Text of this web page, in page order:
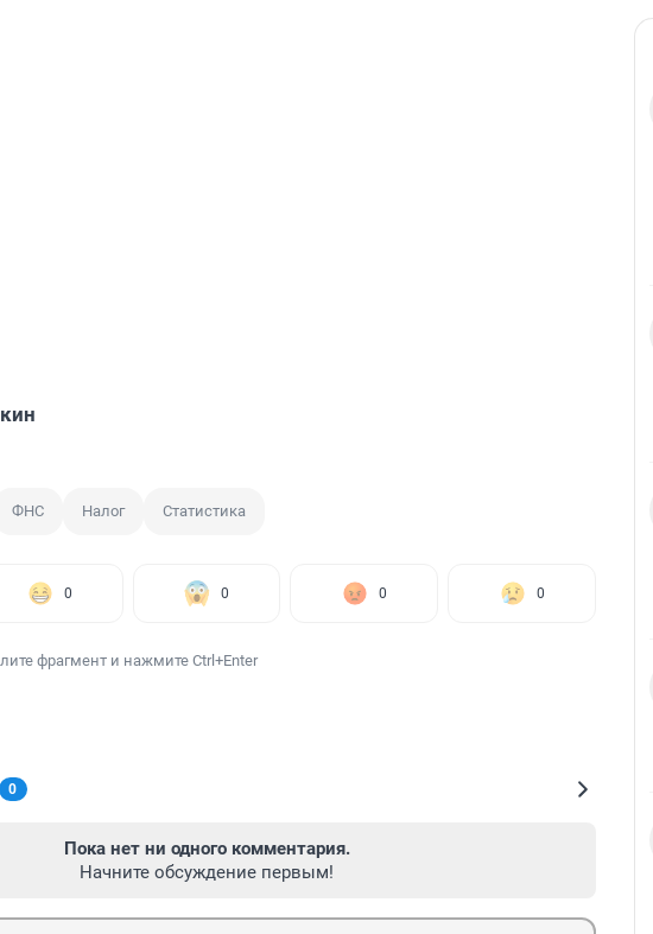
ФНС Налог Статистика
0 0 0 0
фрагмент и нажмите Ctrl+Enter
0
Пока нет ни одного комментария.
Начните обсуждение первым!